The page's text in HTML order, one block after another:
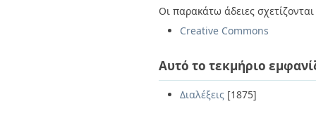
Οι παρακάτω άδειες
Creative Commons
Αυτό το τεκμήριο
Διαλέξεις [1875]